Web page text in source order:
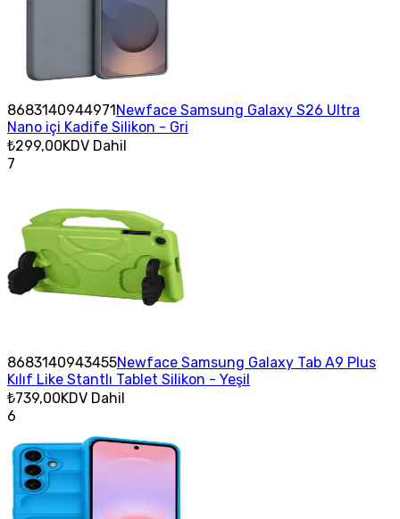
8683140944971Newface Samsung Galaxy S26 Ultra
Nano içi Kadife Silikon - Gri
₺299,00KDV Dahil
7
8683140943455Newface Samsung Galaxy Tab A9 Plus
Kılıf Like Stantlı Tablet Silikon - Yeşil
₺739,00KDV Dahil
6